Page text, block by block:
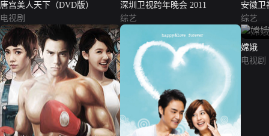
唐宫美人天下（DVD版）
电视剧
深圳卫视跨年晚会 2011
综艺
安徽卫
综艺
嫦娥
电视剧